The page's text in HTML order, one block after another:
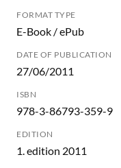
FORMAT TYPE
E-Book / ePub
DATE OF PUBLICATION
27/06/2011
ISBN
978-3-86793-359-9
EDITION
1. edition 2011